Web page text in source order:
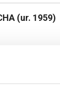
(ur. 1959)